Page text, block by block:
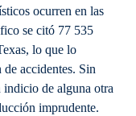
ocurren en las
se citó 77 535
lo que lo
accidentes. Sin
indicio de alguna otra
imprudente.